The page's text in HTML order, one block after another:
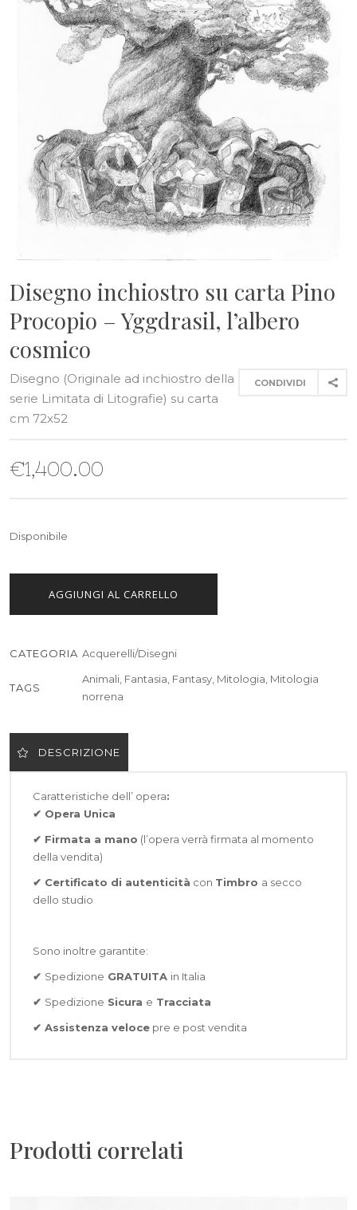
Disegno inchiostro su carta Pino
Procopio – Yggdrasil, l’albero
cosmico
CONDIVIDI
Disegno (Originale ad inchiostro della
serie Limitata di Litografie) su carta
cm 72x52
€1,400.00
Disponibile
AGGIUNGI AL CARRELLO
CATEGORIA Acquerelli/Disegni
TAGS
Animali, Fantasia Fantasy, Mitologia Mitologia
norrena
DESCRIZIONE
Caratteristiche dell’ opera:
✔ Opera Unica
✔ Firmata a mano (l’opera verrà firmata al momento
della vendita)
✔ Certificato di autenticità con Timbro a secco
dello studio
Sono inoltre garantite:
✔ Spedizione GRATUITA in Italia
✔ Spedizione Sicura e Tracciata
✔ Assistenza velocepre e post vendita
Prodotti correlati